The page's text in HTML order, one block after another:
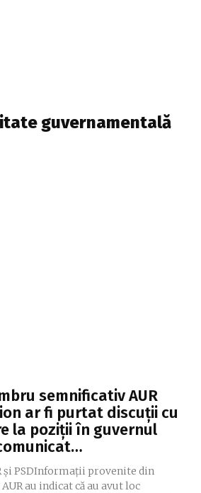
guvernamentală
semnificativ AUR
ar fi purtat discuții cu
la poziții în guvernul
și PSDInformații provenite din
au indicat că au avut loc